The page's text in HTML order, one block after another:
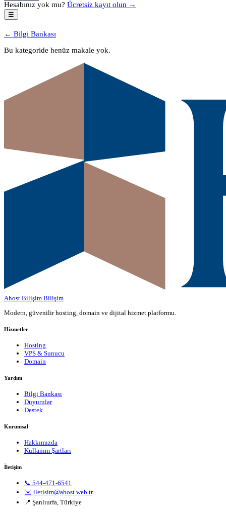
Hesabınız yok mu? Ücretsiz kayıt olun →
☰
← Bilgi Bankası
Bu kategoride henüz makale yok.
Ahost Bilişim Bilişim
Modern, güvenilir hosting, domain ve dijital hizmet platformu.
Hizmetler
Hosting
VPS & Sunucu
Domain
Yardım
Bilgi Bankası
Duyurular
Destek
Kurumsal
Hakkımızda
Kullanım Şartları
İletişim
📞 544-471-6541
✉️ iletisim@ahost.web.tr
📍 Şanlıurfa, Türkiye